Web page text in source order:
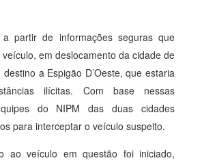
partir de informações seguras que
em deslocamento da cidade de
a Espigão D’Oeste, que estaria
ilícitas. Com base nessas
do NIPM das duas cidades
para interceptar o veículo suspeito.
ao veículo em questão foi iniciado,